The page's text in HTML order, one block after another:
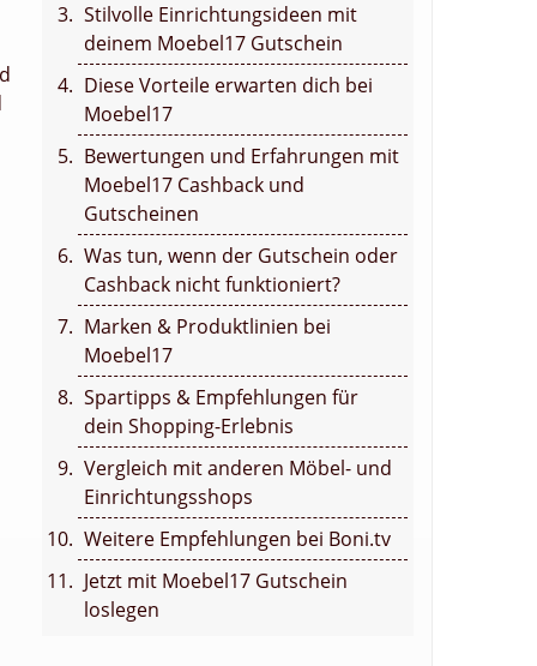
Stilvolle Einrichtungsideen mit
deinem Moebel17 Gutschein
Diese Vorteile erwarten dich bei
Moebel17
Bewertungen und Erfahrungen mit
Moebel17 Cashback und
Gutscheinen
Was tun, wenn der Gutschein oder
Cashback nicht funktioniert?
Marken & Produktlinien bei
Moebel17
Spartipps & Empfehlungen für
dein Shopping-Erlebnis
Vergleich mit anderen Möbel- und
Einrichtungsshops
Weitere Empfehlungen bei Boni.tv
Jetzt mit Moebel17 Gutschein
loslegen